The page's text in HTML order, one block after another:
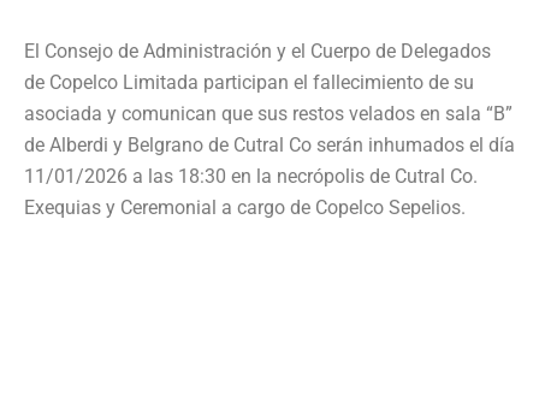
El Consejo de Administración y el Cuerpo de Delegados
de Copelco Limitada participan el fallecimiento de su
asociada y comunican que sus restos velados en sala “B”
de Alberdi y Belgrano de Cutral Co serán inhumados el día
11/01/2026 a las 18:30 en la necrópolis de Cutral Co.
Exequias y Ceremonial a cargo de Copelco Sepelios.